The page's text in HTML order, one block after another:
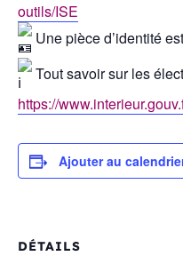
outils/ISE
Une pièce d’identité
Tout savoir sur les
https://
Ajouter au
DÉTAILS